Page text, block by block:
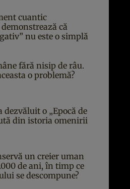
cuantic
că
nu este o simplă
fără nisip de râu.
o problemă?
dezvăluit o „Epocă de
din istoria omenirii
un creier uman
de ani, în timp ce
se descompune?